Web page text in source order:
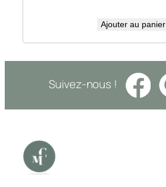
Ajouter au panier
Suivez-nous !